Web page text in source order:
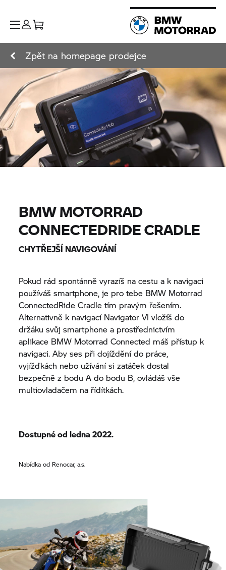
Zpět na homepage prodejce
BMW MOTORRAD
CONNECTEDRIDE CRADLE
CHYTŘEJŠÍ NAVIGOVÁNÍ
Pokud rád spontánně vyrazíš na cestu a k navigaci
používáš smartphone, je pro tebe BMW Motorrad
ConnectedRide Cradle tím pravým řešením.
Alternativně k navigací Navigator VI vložíš do
držáku svůj smartphone a prostřednictvím
aplikace BMW Motorrad Connected máš přístup k
navigaci. Aby ses při dojíždění do práce,
vyjížďkách nebo užívání si zatáček dostal
bezpečně z bodu A do bodu B, ovládáš vše
multiovladačem na řídítkách.
Dostupné od ledna 2022.
Nabídka od Renocar, a.s.